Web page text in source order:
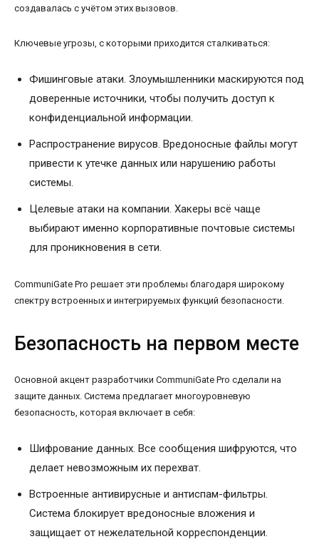
создавалась с учётом этих вызовов.
Ключевые угрозы, с которыми приходится сталкиваться:
Фишинговые атаки. Злоумышленники маскируются под
доверенные источники, чтобы получить доступ к
конфиденциальной информации.
Распространение вирусов. Вредоносные файлы могут
привести к утечке данных или нарушению работы
системы.
Целевые атаки на компании. Хакеры всё чаще
выбирают именно корпоративные почтовые системы
для проникновения в сети.
CommuniGate Pro решает эти проблемы благодаря широкому
спектру встроенных и интегрируемых функций безопасности.
Безопасность на первом месте
Основной акцент разработчики CommuniGate Pro сделали на
защите данных. Система предлагает многоуровневую
безопасность, которая включает в себя:
Шифрование данных. Все сообщения шифруются, что
делает невозможным их перехват.
Встроенные антивирусные и антиспам-фильтры.
Система блокирует вредоносные вложения и
защищает от нежелательной корреспонденции.